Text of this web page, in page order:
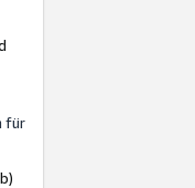
für